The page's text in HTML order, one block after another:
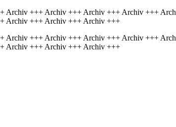
Archiv +++ Archiv +++ Archiv +++ Archiv +++
Archiv +++ Archiv +++ Archiv +++
Archiv +++ Archiv +++ Archiv +++ Archiv +++
Archiv +++ Archiv +++ Archiv +++